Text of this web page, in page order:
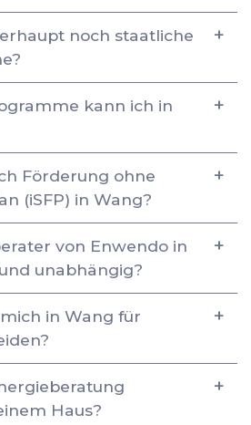
noch staatliche
kann ich in
Förderung ohne
(iSFP) in Wang?
von Enwendo in
unabhängig?
in Wang für
Haus?